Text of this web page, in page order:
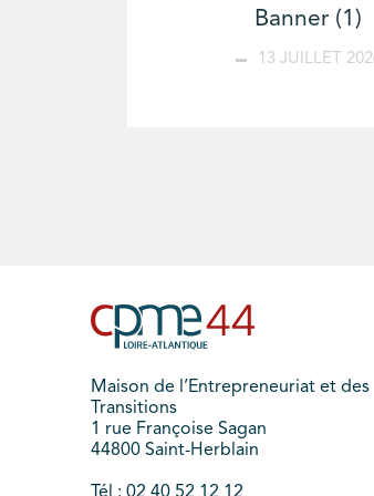
Banner (1)
13 JUILLET
Maison de l’Entrepreneuriat et des
Transitions
1 rue Françoise Sagan
44800 Saint-Herblain
Tél : 02 40 52 12 12